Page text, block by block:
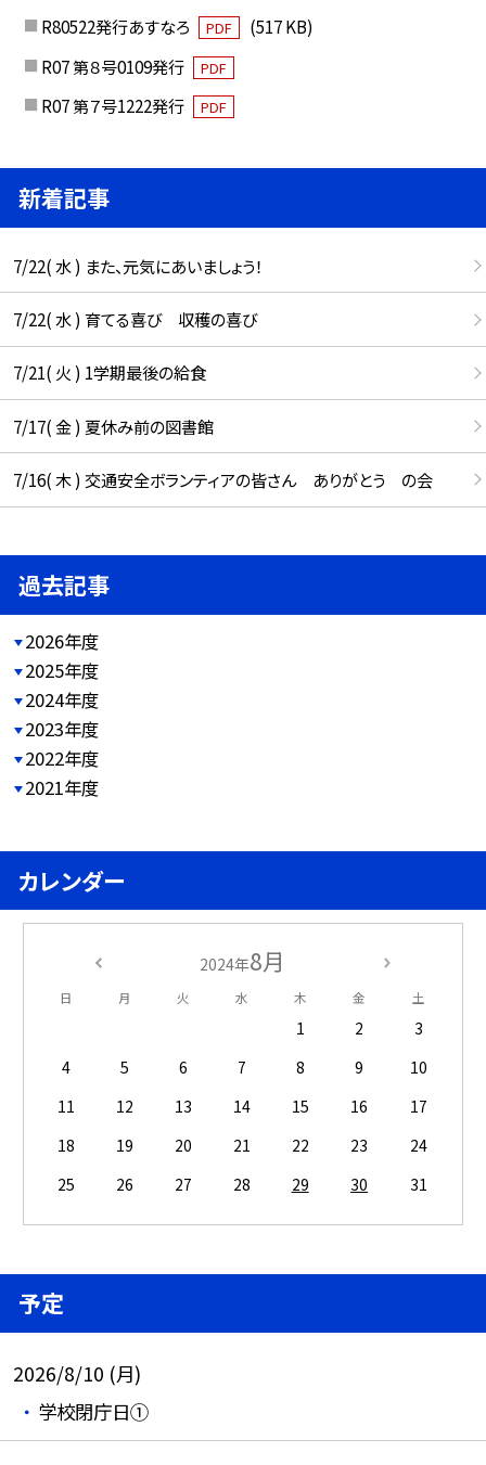
R80522発行あすなろ PDF
(517 KB)
R07 第８号0109発行
PDF
R07 第７号1222発行 PDF
新着記事
7/22( 水 ) また、元気にあいましょう！
7/22( 水 ) 育てる喜び 収穫の喜び
7/21( 火 ) 1学期最後の給食
7/17( 金 ) 夏休み前の図書館
7/16( 木 ) 交通安全ボランティアの皆さん ありがとう の会
過去記事
2026年度
2025年度
2024年度
2023年度
2022年度
2021年度
カレンダー
2024年8月
日 月 火 水 木 金 土
1 2
3
4
5 6 7 8 9
10
11
12 13 14 15 16
17
18
19 20 21 22 23
24
25
26 27 28 29 30 31
予定
2026/8/10 (月)
学校閉庁日①